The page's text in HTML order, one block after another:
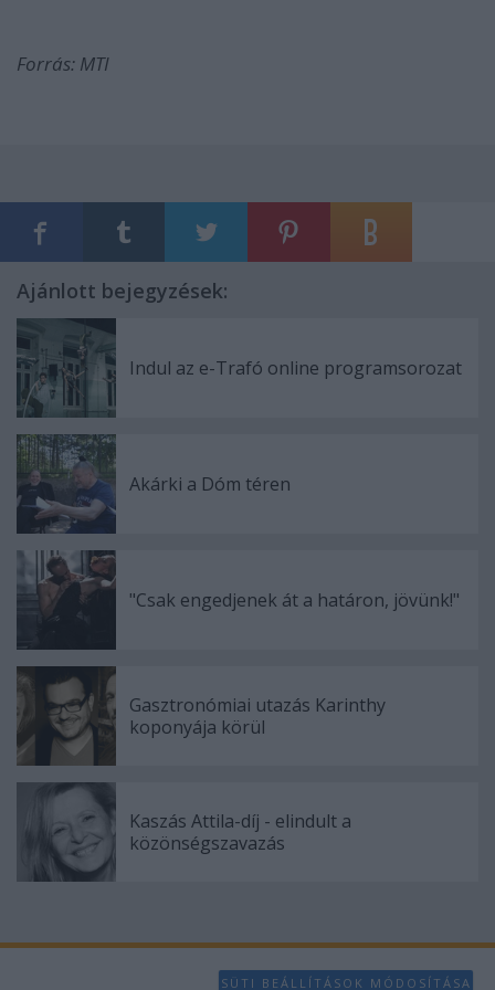
Forrás: MTI
Ajánlott bejegyzések:
Indul az e-Trafó online programsorozat
Akárki a Dóm téren
"Csak engedjenek át a határon, jövünk!"
Gasztronómiai utazás Karinthy
koponyája körül
Kaszás Attila-díj - elindult a
közönségszavazás
SÜTI BEÁLLÍTÁSOK MÓDOSÍTÁSA